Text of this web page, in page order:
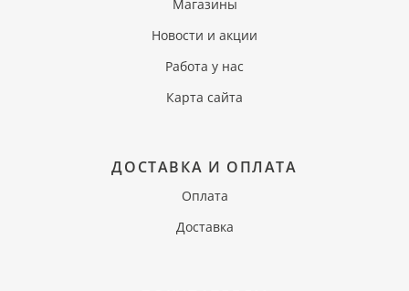
Магазины
Новости и акции
Работа у нас
Карта сайта
ДОСТАВКА И ОПЛАТА
Оплата
Доставка